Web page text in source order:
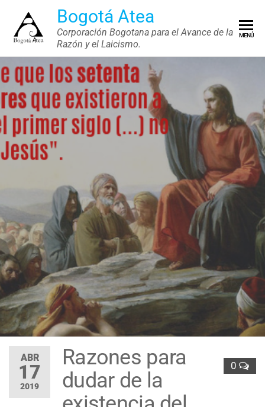
contenido
Bogotá Atea
Corporación Bogotana para el Avance de la
Razón y el Laicismo.
MENÚ
ABR
17
2019
0
Razones para
dudar de la